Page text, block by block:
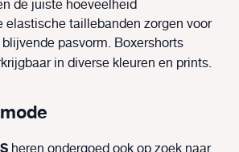
de juiste hoeveelheid
elastische taillebanden zorgen voor
pasvorm. Boxershorts
in diverse kleuren en prints.